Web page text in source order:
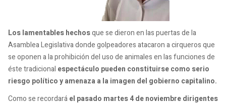
Los lamentables hechosque se dieron en las puertas de la
Asamblea Legislativa donde golpeadores atacaron a cirqueros que
se oponen a la prohibición del uso de animales en las funciones de
éste tradicional espectáculo pueden constituirse como serio
riesgo político y amenaza a la imagen del gobierno capitalino.
Como se recordaráel pasado martes 4 de noviembre dirigentes